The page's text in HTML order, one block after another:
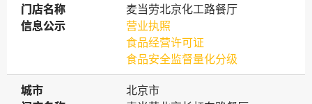
门店名称
门店名称
麦当劳北京化工路餐厅
信息公示
信息公示
营业执照
食品经营许可证
食品安全监督量化分级
城市
城市
北京市